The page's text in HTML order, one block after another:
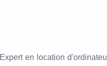
Expert en location